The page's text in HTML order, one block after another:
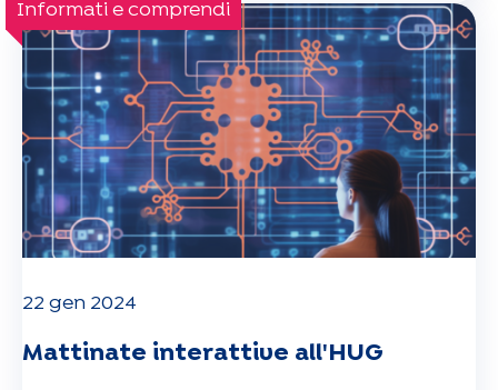
Informati e comprendi
22 gen 2024
Mattinate interattive all'HUG